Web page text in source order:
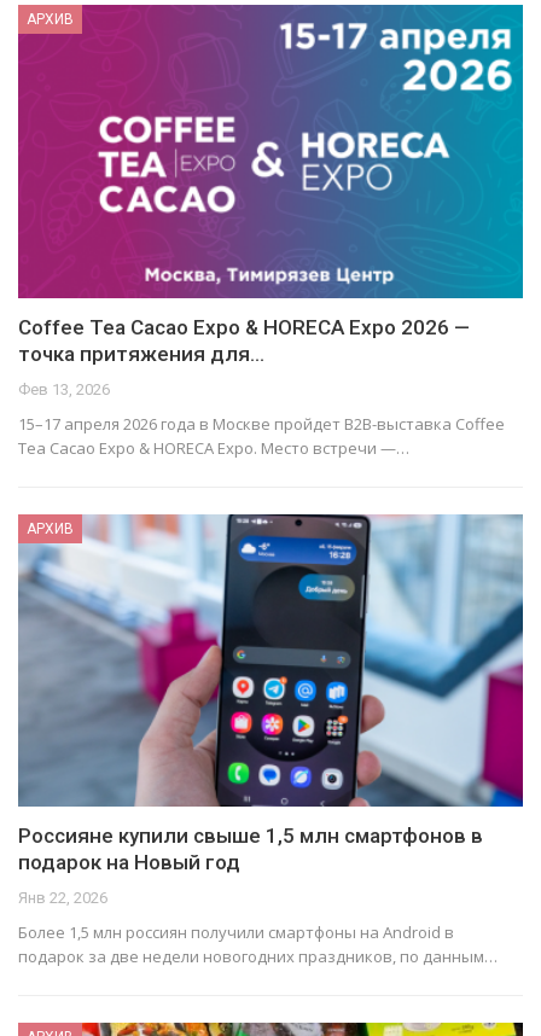
АРХИВ
Coffee Tea Cacao Expо & HORECA Expo 2026 —
точка притяжения для…
Фев 13, 2026
15–17 апреля 2026 года в Москве пройдет B2B-выставка Coffee
Tea Cacao Expо & HORECA Expo. Место встречи —…
АРХИВ
Россияне купили свыше 1,5 млн смартфонов в
подарок на Новый год
Янв 22, 2026
Более 1,5 млн россиян получили смартфоны на Android в
подарок за две недели новогодних праздников, по данным…